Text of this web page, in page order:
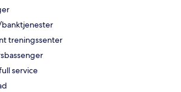
treningssenter
service